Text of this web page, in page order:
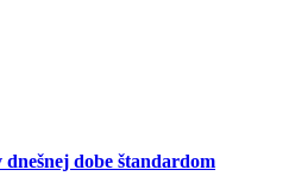
dobe štandardom